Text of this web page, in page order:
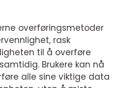
overføringsmetoder
rask
til å overføre
Brukere kan nå
alle sine viktige data